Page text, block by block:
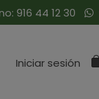
916 44 12 30
Iniciar sesión